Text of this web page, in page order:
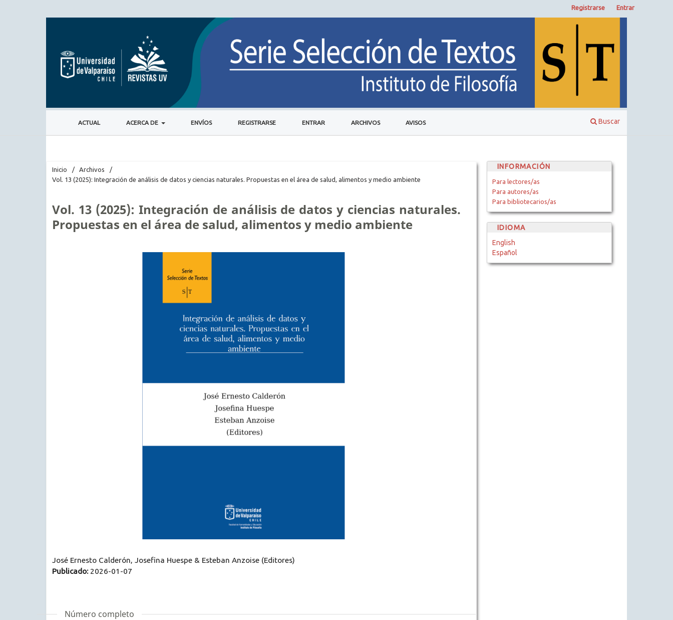
ACTUAL ACERCA DE ENVÍOS REGISTRARSE ENTRAR ARCHIVOS AVISOS Buscar
Registrarse Entrar
Inicio / Archivos
/
Vol. 13 (2025): Integración de análisis de datos y ciencias naturales. Propuestas en el área de salud, alimentos y medio ambiente
Vol. 13 (2025): Integración de análisis de datos y ciencias naturales.
Propuestas en el área de salud, alimentos y medio ambiente
José Ernesto Calderón, Josefina Huespe & Esteban Anzoise (Editores)
Publicado: 2026-01-07
Número completo
INFORMACIÓN
Para lectores/as
Para autores/as
Para bibliotecarios/as
IDIOMA
English
Español